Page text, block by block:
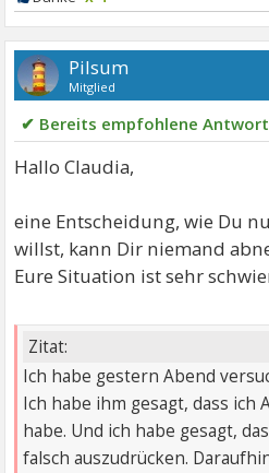
Pilsum
Mitglied
✔ Bereits empfohlene Antwort
Hallo Claudia,
eine Entscheidung, wie Du
willst, kann Dir niemand
Eure Situation ist sehr
Zitat:
Ich habe gestern Abend
Ich habe ihm gesagt, dass ich
habe. Und ich habe gesagt,
falsch auszudrücken.